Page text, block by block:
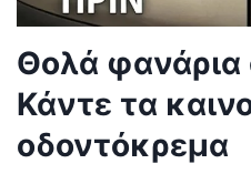
Θολά φανάρια
Κάντε τα
οδοντόκρεμα